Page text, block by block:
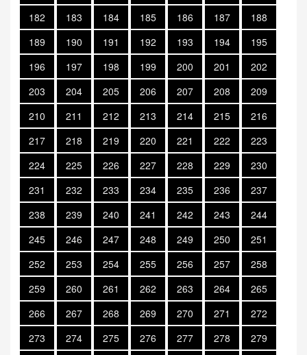
182
183 184 185 186 187
188
189
190 191 192 193 194
195
196
197 198 199 200 201
202
203
204 205 206 207 208
209
210
211 212 213 214 215
216
217
218 219 220 221 222
223
224
225 226 227 228 229
230
231
232 233 234 235 236
237
238
239 240 241 242 243
244
245
246 247 248 249 250
251
252
253 254 255 256 257
258
259
260 261 262 263 264
265
266
267 268 269 270 271
272
273
274 275 276 277 278
279